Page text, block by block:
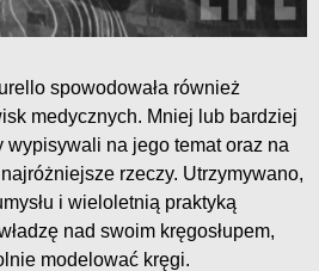
spowodowała również
medycznych. Mniej lub bardziej
na jego temat oraz na
rzeczy. Utrzymywano,
i wieloletnią praktyką
nad swoim kręgosłupem,
modelować kręgi.